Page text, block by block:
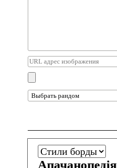
Апачанопедiя